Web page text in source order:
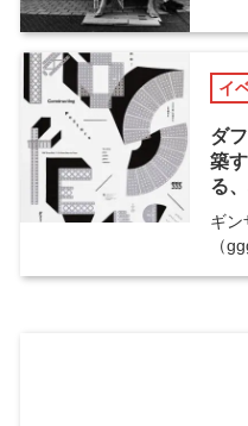
イ
ダ
築
る
ギン
（